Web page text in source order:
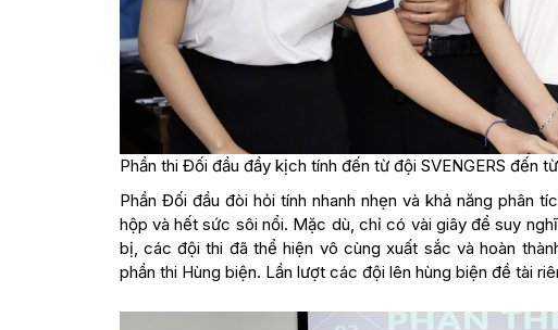
Phần thi Đối đầu đầy kịch tính đến từ đội SVENGERS đến
Phần Đối đầu đòi hỏi tính nhanh nhẹn và khả năng phân
hộp và hết sức sôi nổi. Mặc dù, chỉ có vài giây để suy
bị, các đội thi đã thể hiện vô cùng xuất sắc và hoàn
phần thi Hùng biện. Lần lượt các đội lên hùng biện đề tài